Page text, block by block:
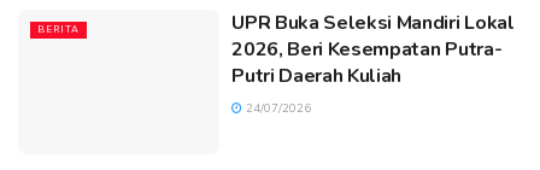
BERITA
UPR Buka Seleksi Mandiri Lokal
2026, Beri Kesempatan Putra-
Putri Daerah Kuliah
24/07/2026